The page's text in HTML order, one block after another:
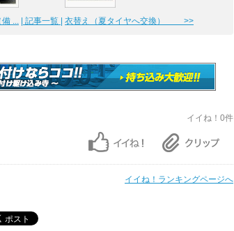
... | 記事一覧 | 衣替え（夏タイヤへ交換） >>
イイね！0件
イイね！ランキングページへ